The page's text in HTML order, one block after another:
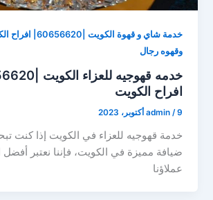
خدمة شاي و قهوة الكويت |60656620| افراح الكويت
وقهوه رجال
افراح الكويت
admin /9 أكتوبر، 2023
خدمة قهوجيه للعزاء في الكويت إذا كنت
ضيافة مميزة في الكويت، فإننا نعتبر أفضل
عملاؤنا